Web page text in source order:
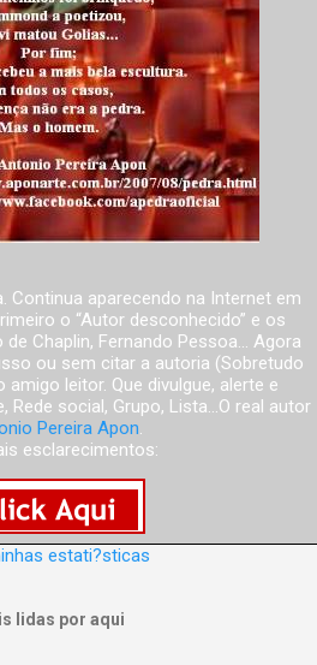
Continua aparecendo na Internet em
o “Autor desconhecido” e os
Chaplin, Fernando Pessoa... Agora
ou sem citar a autoria (Sobretudo
leitor. Que divulgue, alerte e
Rede social, Grupo, Lista...O real autor
Pereira Apon.
esclarecimentos:
estati?sticas
lidas por aqui